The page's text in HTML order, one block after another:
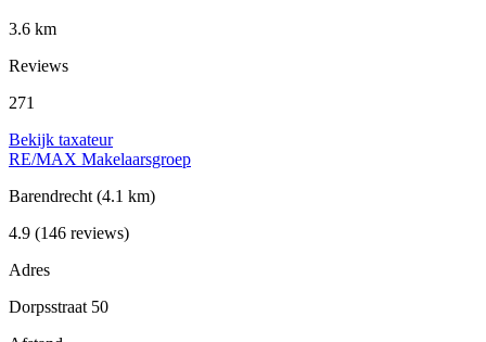
3.6 km
Reviews
271
Bekijk taxateur
RE/MAX Makelaarsgroep
Barendrecht (4.1 km)
4.9 (146 reviews)
Adres
Dorpsstraat 50